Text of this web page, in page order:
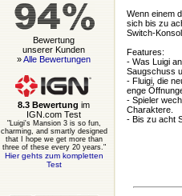
Bewertung
unserer Kunden
»Alle Bewertungen
8.3 Bewertung im
IGN.com Test
"Luigi's Mansion 3 is so fun,
charming, and smartly designed
that I hope we get more than
three of these every 20 years."
Hier gehts zum kompletten
Test
Wenn einem
sich bis zu
Switch-
Features:
- Was Luigi
Saugschuss
- Fluigi, die
enge
- Spieler
Charaktere.
- Bis zu acht